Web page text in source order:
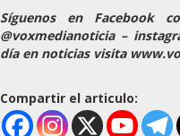
Síguenos en Facebook
@voxmedianoticia –
día en noticias visita
Compartir el articulo: